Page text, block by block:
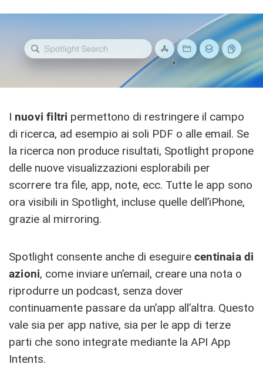
I nuovi filtri permettono di restringere il campo
di ricerca, ad esempio ai soli PDF o alle email. Se
la ricerca non produce risultati, Spotlight propone
delle nuove visualizzazioni esplorabili per
scorrere tra file, app, note, ecc. Tutte le app sono
ora visibili in Spotlight, incluse quelle dell’iPhone,
grazie al mirroring.
Spotlight consente anche di eseguire centinaia di
azioni, come inviare un’email, creare una nota o
riprodurre un podcast, senza dover
continuamente passare da un’app all’altra. Questo
vale sia per app native, sia per le app di terze
parti che sono integrate mediante la API App
Intents.